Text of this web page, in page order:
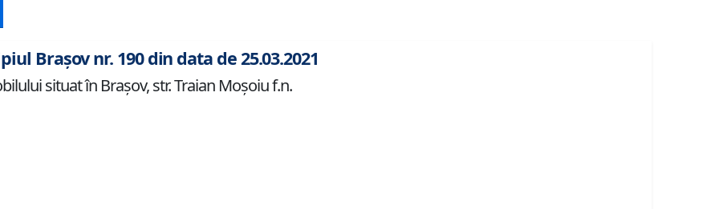
Brașov nr. 190 din data de 25.03.2021
situat în Brașov, str. Traian Moșoiu f.n.